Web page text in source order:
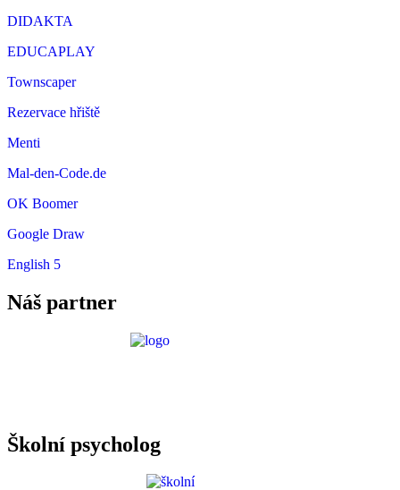
DIDAKTA
EDUCAPLAY
Townscaper
Rezervace hřiště
Menti
Mal-den-Code.de
OK Boomer
Google Draw
English 5
Náš partner
Školní psycholog